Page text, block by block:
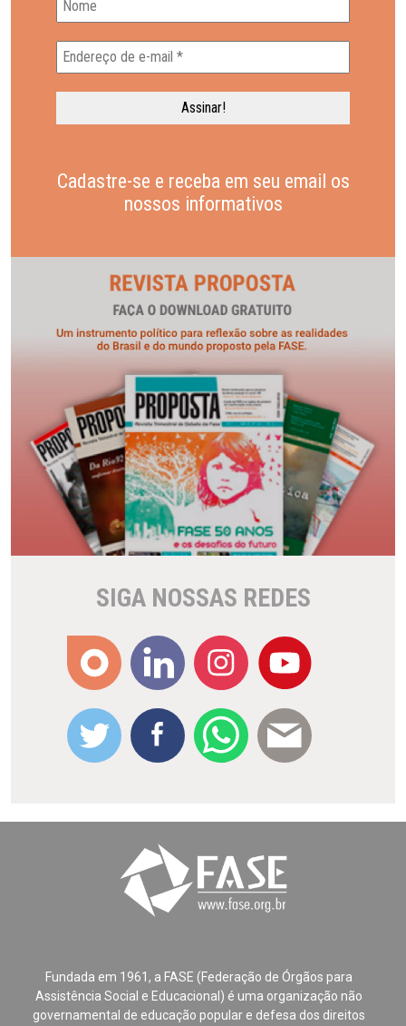
Cadastre-se e receba em seu email os
nossos informativos
SIGA NOSSAS REDES
Fundada em 1961, a FASE (Federação de Órgãos para
Assistência Social e Educacional) é uma organização não
governamental de educação popular e defesa dos direitos